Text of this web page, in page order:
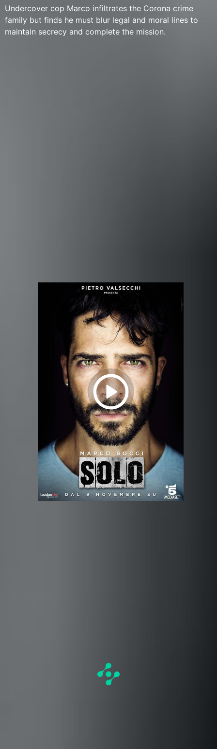
Undercover cop Marco infiltrates the Corona crime
family but finds he must blur legal and moral lines to
maintain secrecy and complete the mission.